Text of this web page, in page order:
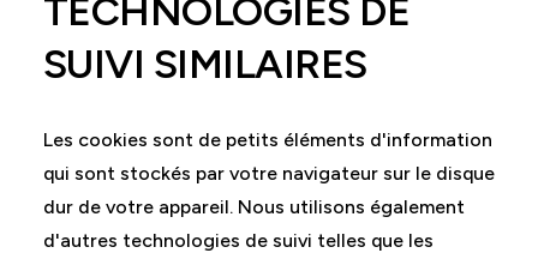
TECHNOLOGIES DE
SUIVI SIMILAIRES
Les cookies sont de petits éléments d'information
qui sont stockés par votre navigateur sur le disque
dur de votre appareil. Nous utilisons également
d'autres technologies de suivi telles que les